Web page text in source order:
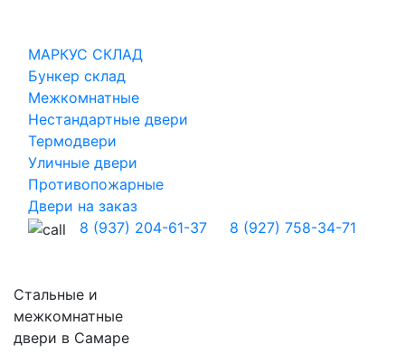
МАРКУС СКЛАД
Бункер склад
Межкомнатные
Нестандартные двери
Термодвери
Уличные двери
Противопожарные
Двери на заказ
8 (937) 204-61-37
8 (927) 758-34-71
Стальные и
межкомнатные
двери в Самаре